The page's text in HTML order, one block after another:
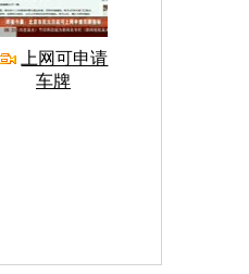
上网可申请
车牌